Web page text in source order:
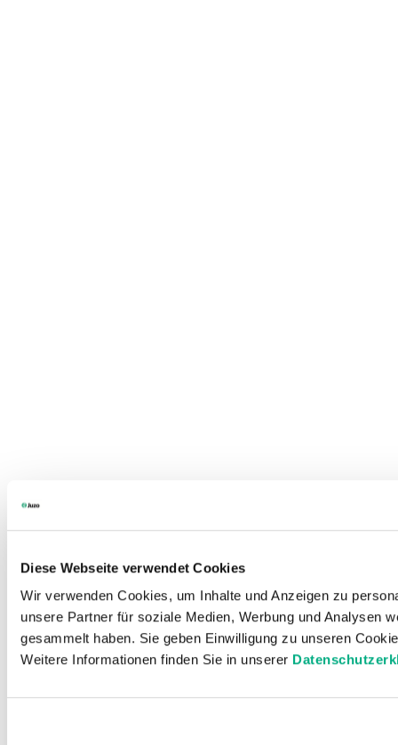
Diese Webseite verwendet Cookies
Wir verwenden Cookies, um Inhalte und Anzeigen zu
unsere Partner für soziale Medien, Werbung und Analysen
gesammelt haben. Sie geben Einwilligung zu unseren
Weitere Informationen finden Sie in unserer